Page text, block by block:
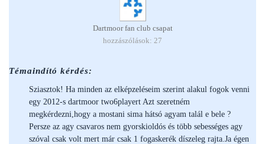
Dartmoor fan club csapat
hozzászólások: 27
Témaindító kérdés:
Sziasztok! Ha minden az elképzeléseim szerint alakul fogok venni
egy 2012-s dartmoor two6playert Azt szeretném
megkérdezni,hogy a mostani sima hátsó agyam talál e bele ?
Persze az agy csavaros nem gyorskioldós és több sebességes agy
szóval csak volt mert már csak 1 fogaskerék díszeleg rajta.Ja égen